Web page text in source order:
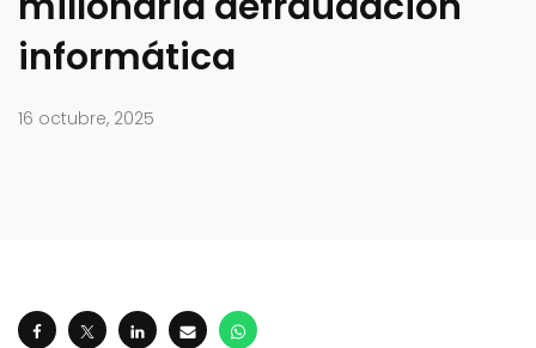
informática
16 octubre, 2025